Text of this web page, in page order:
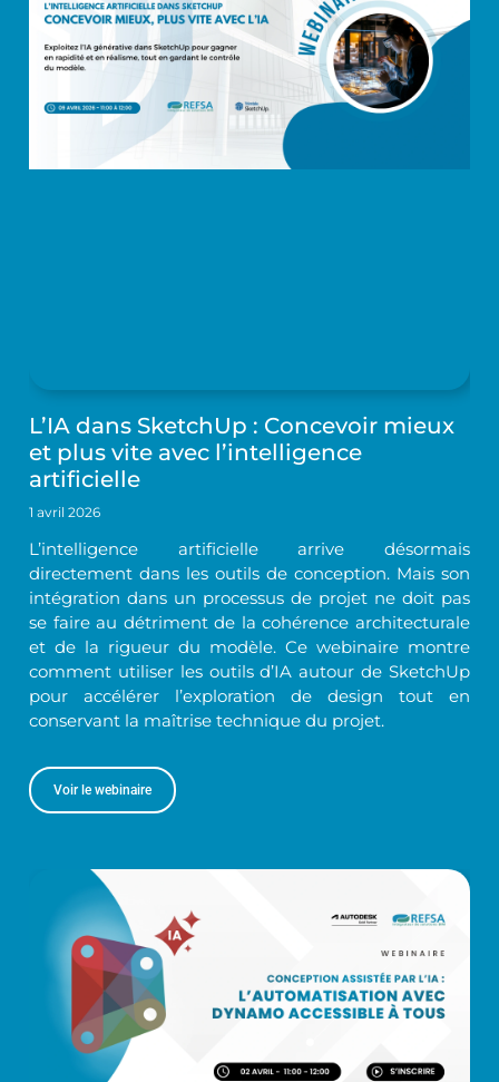
L’IA dans SketchUp : Concevoir mieux
et plus vite avec l’intelligence
artificielle
1 avril 2026
L’intelligence artificielle arrive désormais
directement dans les outils de conception. Mais son
intégration dans un processus de projet ne doit pas
se faire au détriment de la cohérence architecturale
et de la rigueur du modèle. Ce webinaire montre
comment utiliser les outils d’IA autour de SketchUp
pour accélérer l’exploration de design tout en
conservant la maîtrise technique du projet.
Voir le webinaire